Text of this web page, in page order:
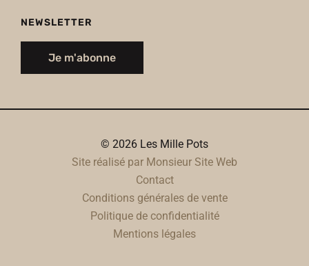
NEWSLETTER
Je m'abonne
© 2026 Les Mille Pots
Site réalisé par Monsieur Site Web
Contact
Conditions générales de vente
Politique de confidentialité
Mentions légales